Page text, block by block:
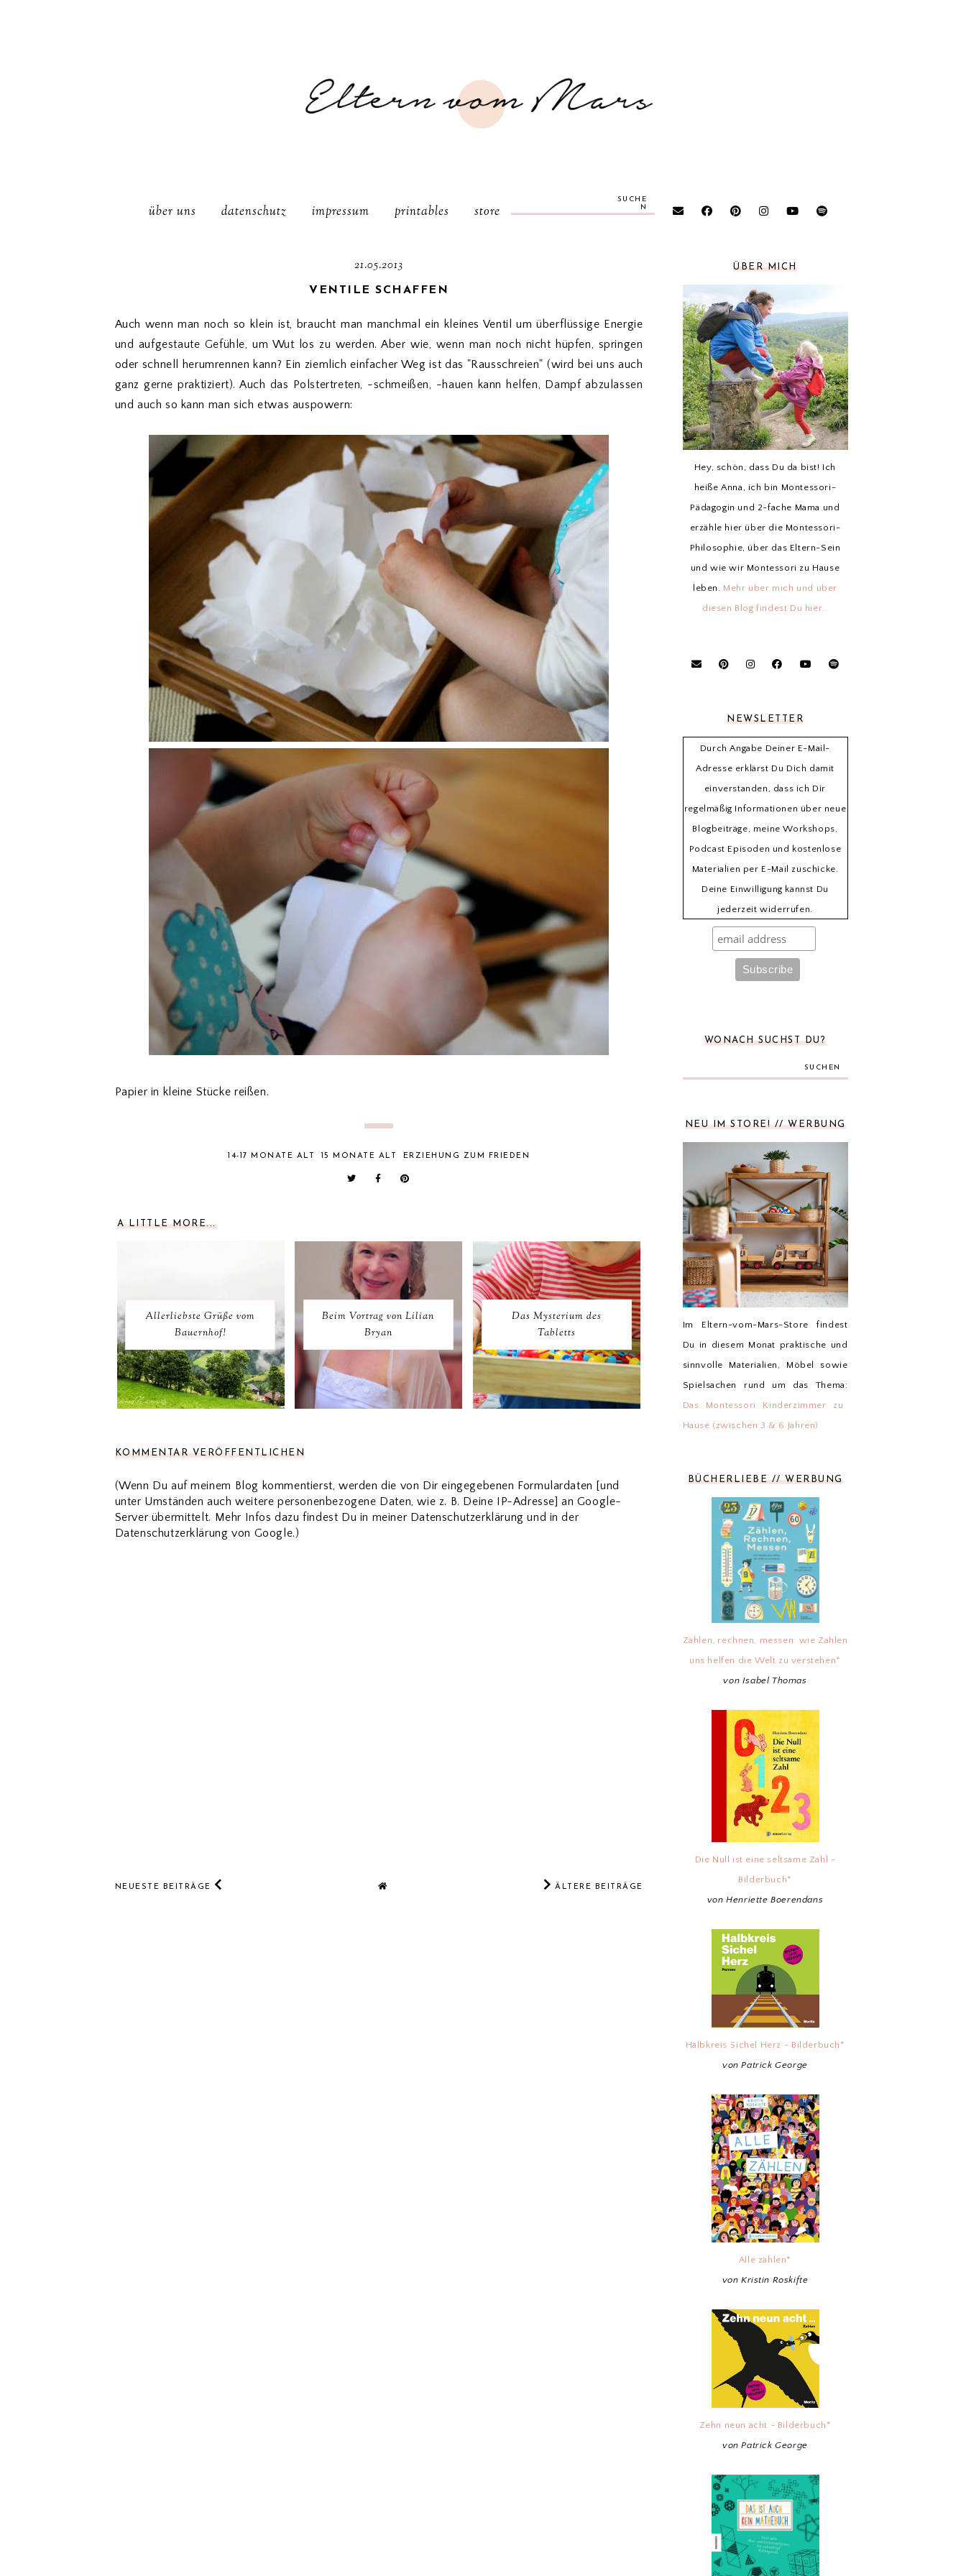
über uns datenschutz impressum printables store
SUCHE
N
21.05.2013
VENTILE SCHAFFEN
Auch wenn man noch so klein ist, braucht man manchmal ein kleines Ventil um überflüssige Energie
und aufgestaute Gefühle, um Wut los zu werden. Aber wie, wenn man noch nicht hüpfen, springen
oder schnell herumrennen kann? Ein ziemlich einfacher Weg ist das "Rausschreien" (wird bei uns auch
ganz gerne praktiziert). Auch das Polstertreten, -schmeißen, -hauen kann helfen, Dampf abzulassen
und auch so kann man sich etwas auspowern:
Papier in kleine Stücke reißen.
14-17 MONATE ALT 15 MONATE ALT ERZIEHUNG ZUM FRIEDEN
A LITTLE MORE...
Allerliebste Grüße vom
Bauernhof!
Beim Vortrag von Lilian
Bryan
Das Mysterium des
Tabletts
KOMMENTAR VERÖFFENTLICHEN
(Wenn Du auf meinem Blog kommentierst, werden die von Dir eingegebenen Formulardaten [und
unter Umständen auch weitere personenbezogene Daten, wie z. B. Deine IP-Adresse] an Google-
Server übermittelt. Mehr Infos dazu findest Du in meiner Datenschutzerklärung und in der
Datenschutzerklärung von Google.)
NEUESTE BEITRÄGE ÄLTERE BEITRÄGE
ÜBER MICH
Hey, schön, dass Du da bist! Ich
heiße Anna, ich bin Montessori-
Pädagogin und 2-fache Mama und
erzähle hier über die Montessori-
Philosophie, über das Eltern-Sein
und wie wir Montessori zu Hause
leben. Mehr über mich und über
diesen Blog findest Du hier…
NEWSLETTER
Durch Angabe Deiner E-Mail-
Adresse erklärst Du Dich damit
einverstanden, dass ich Dir
regelmäßig Informationen über neue
Blogbeiträge, meine Workshops,
Podcast Episoden und kostenlose
Materialien per E-Mail zuschicke.
Deine Einwilligung kannst Du
jederzeit widerrufen.
WONACH SUCHST DU?
SUCHEN
NEU IM STORE! // WERBUNG
Im Eltern-vom-Mars-Store findest
Du in diesem Monat praktische und
sinnvolle Materialien, Möbel sowie
Spielsachen rund um das Thema:
Das Montessori Kinderzimmer zu
Hause (zwischen 3 & 6 Jahren)
BÜCHERLIEBE // WERBUNG
Zählen, rechnen, messen: wie Zahlen
uns helfen die Welt zu verstehen*
von Isabel Thomas
Die Null ist eine seltsame Zahl -
Bilderbuch*
von Henriette Boerendans
Halbkreis Sichel Herz - Bilderbuch*
von Patrick George
Alle zählen*
von Kristin Roskifte
Zehn neun acht - Bilderbuch*
von Patrick George